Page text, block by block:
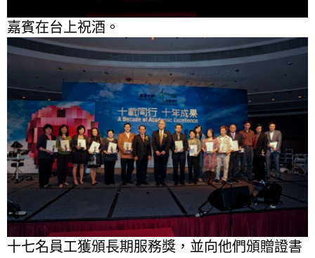
嘉賓在台上祝酒。
十七名員工獲頒長期服務獎，並向他們頒贈證書